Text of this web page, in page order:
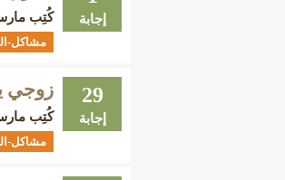
إجابة كُتِب مارس 21،
مشاكل-
29
إجابة
زوجي
كُتِب مارس 20،
مشاكل-